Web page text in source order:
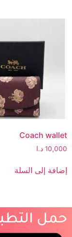
Coach wallet
10,000 د.ا
إضافة إلى السلة
حمل